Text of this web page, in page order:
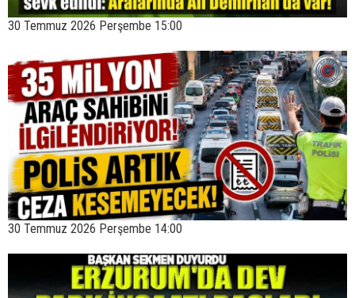
30 Temmuz 2026 Perşembe 15:00
30 Temmuz 2026 Perşembe 14:00